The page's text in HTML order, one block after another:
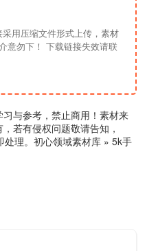
用压缩文件形式上传，素材
意勿下！ 下载链接失效请联
与参考，禁止商用！素材来
若有侵权问题敬请告知，
理。 初心领域素材库 » 5k手